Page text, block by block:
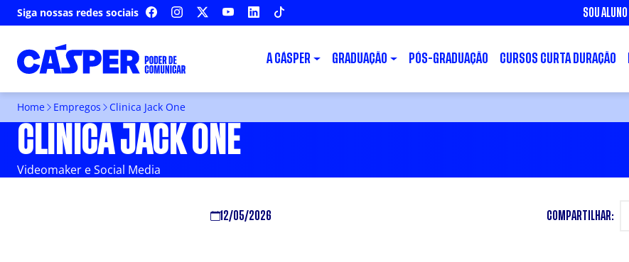
Siga nossas redes sociais FACEBOOKINSTAGRAM YOUTUBELINKEDIN SOU ALUNO
A CÁSPER GRADUAÇÃO PÓS-GRADUAÇÃO CURSOS CURTA DURAÇÃO
Home Empregos Clinica Jack One
CLINICA JACK ONE
Videomaker e Social Media
12/05/2026 COMPARTILHAR: